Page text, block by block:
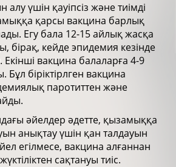
үшін қауіпсіз және тиімді
қарсы вакцина барлық
Егу бала 12-15 айлық жасқа
бірақ, кейде эпидемия кезінде
вакцина балаларға 4-9
біріктірлген вакцина
паротиттен және
әйелдер әдетте, қызамыққа
анықтау үшін қан талдауын
егілмесе, вакцина алғаннан
сақтануы тиіс.